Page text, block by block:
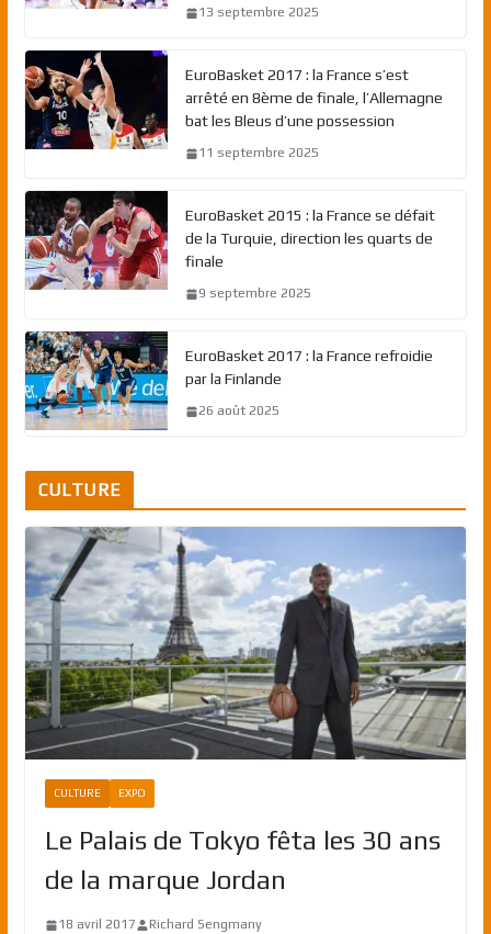
13 septembre 2025
EuroBasket 2017 : la France s’est
arrêté en 8ème de finale, l’Allemagne
bat les Bleus d’une possession
11 septembre 2025
EuroBasket 2015 : la France se défait
de la Turquie, direction les quarts de
finale
9 septembre 2025
EuroBasket 2017 : la France refroidie
par la Finlande
26 août 2025
CULTURE
CULTURE EXPO
Le Palais de Tokyo fêta les 30 ans
de la marque Jordan
18 avril 2017 Richard Sengmany